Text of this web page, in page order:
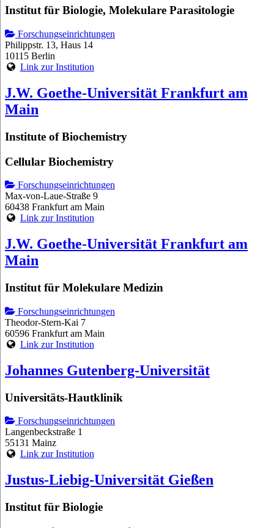
Institut für Biologie, Molekulare Parasitologie
Forschungseinrichtungen
Philippstr. 13, Haus 14
10115 Berlin
Link zur Institution
J.W. Goethe-Universität Frankfurt am
Main
Institute of Biochemistry
Cellular Biochemistry
Forschungseinrichtungen
Max-von-Laue-Straße 9
60438 Frankfurt am Main
Link zur Institution
J.W. Goethe-Universität Frankfurt am
Main
Institut für Molekulare Medizin
Forschungseinrichtungen
Theodor-Stern-Kai 7
60596 Frankfurt am Main
Link zur Institution
Johannes Gutenberg-Universität
Universitäts-Hautklinik
Forschungseinrichtungen
Langenbeckstraße 1
55131 Mainz
Link zur Institution
Justus-Liebig-Universität Gießen
Institut für Biologie